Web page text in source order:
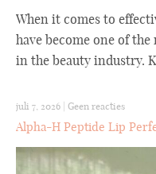
When it comes to
have become one of
in the beauty industry.
juli 7, 2026 | Geen reacties
Alpha-H Peptide Lip